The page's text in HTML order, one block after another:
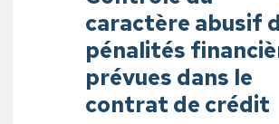
caractère abusif
pénalités
prévues dans le
contrat de crédit